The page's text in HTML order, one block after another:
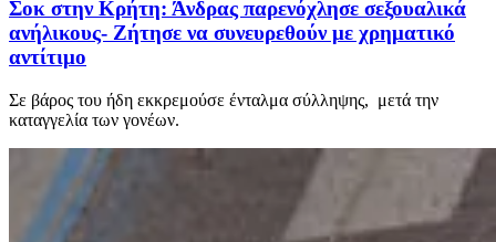
Σοκ στην Κρήτη: Άνδρας παρενόχλησε σεξουαλικά
ανήλικους- Ζήτησε να συνευρεθούν με χρηματικό
αντίτιμο
Σε βάρος του ήδη εκκρεμούσε ένταλμα σύλληψης, μετά την
καταγγελία των γονέων.